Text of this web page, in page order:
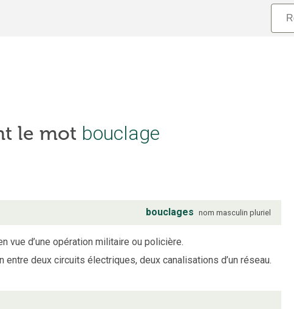
le mot bouclage
bouclages nom masculin pluriel
vue d’une opération militaire ou policière.
entre deux circuits électriques, deux canalisations d’un réseau.